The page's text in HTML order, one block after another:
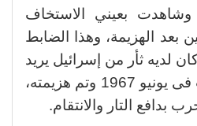
وشاهدت بعيني الاستخاف
بعد الهزيمة، وهذا الضابط
لديه ثأر من إسرائيل يريد
أخذه، خاصة أنه حارب فى يونيو 1967 وتم هزيمته،
بدافع التار والانتقام.